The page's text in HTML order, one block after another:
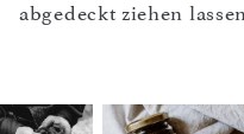
abgedeckt ziehen